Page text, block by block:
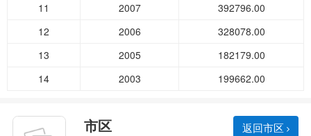
11
2007
392796.00
12
2006
328078.00
13
2005
182179.00
14
2003 199662.00
市区 返回市区